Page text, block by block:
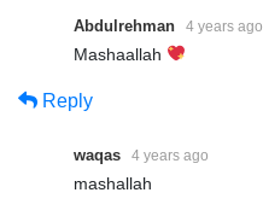
Abdulrehman 4 years ago
Mashaallah
Reply
waqas 4 years ago
mashallah